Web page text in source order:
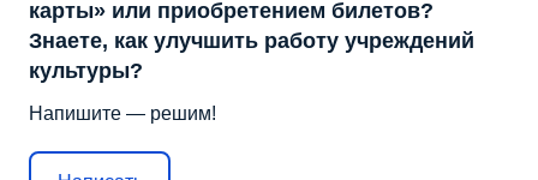
карты» или приобретением билетов?
Знаете, как улучшить работу учреждений
культуры?
Напишите — решим!